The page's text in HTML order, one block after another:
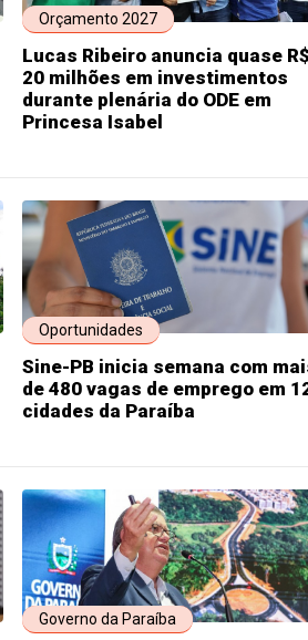
Orçamento 2027
Lucas Ribeiro anuncia quase R$
20 milhões em investimentos
durante plenária do ODE em
Princesa Isabel
Oportunidades
Sine-PB inicia semana com
de 480 vagas de emprego em
cidades da Paraíba
Governo da Paraíba